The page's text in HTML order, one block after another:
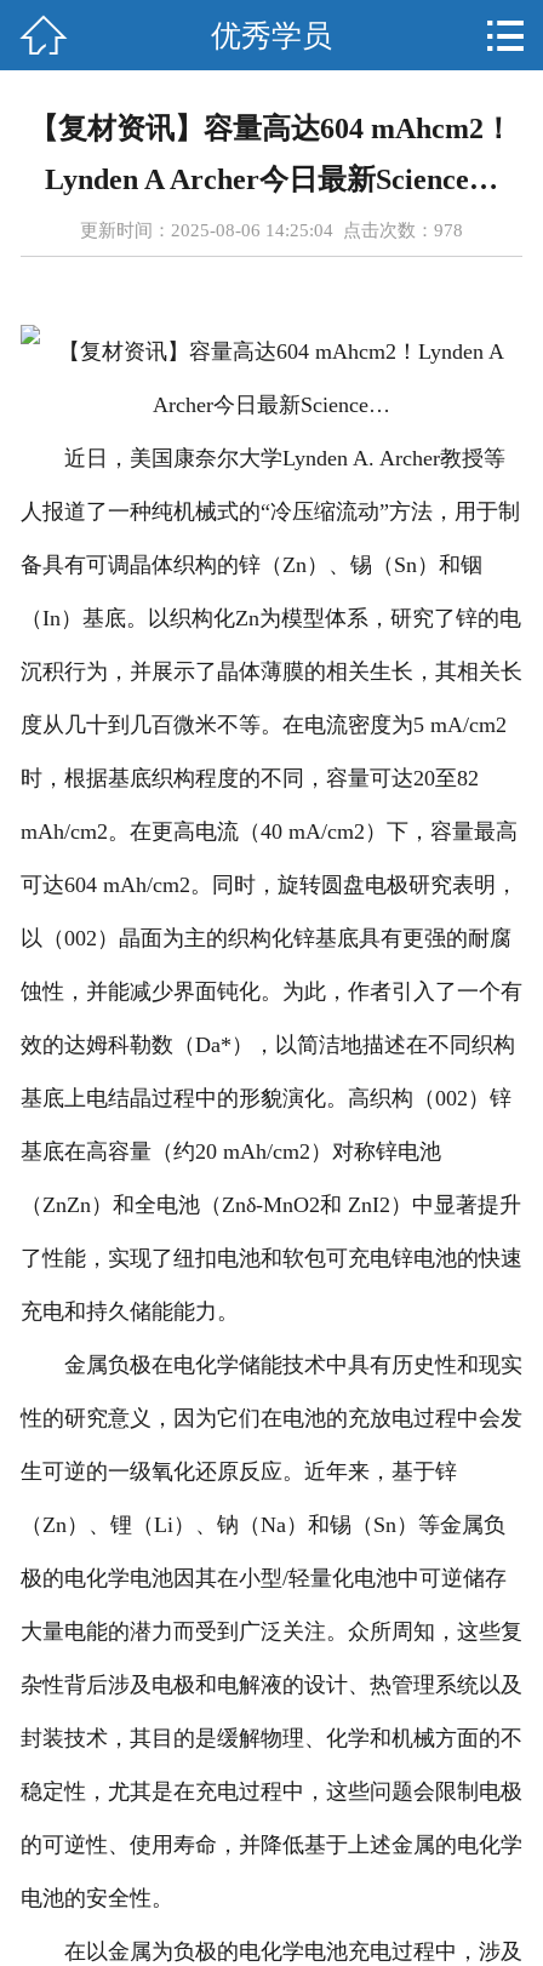
课程设置
新闻资讯
师资团队
就业指南
人才招聘
 优秀学员 
【复材资讯】容量高达604 mAhcm2！
Lynden A Archer今日最新Science…
更新时间：2025-08-06 14:25:04 点击次数： 978
近日，美国康奈尔大学Lynden A. Archer教授等
人报道了一种纯机械式的“冷压缩流动”方法，用于制
备具有可调晶体织构的锌（Zn）、锡（Sn）和铟
（In）基底。以织构化Zn为模型体系，研究了锌的电
沉积行为，并展示了晶体薄膜的相关生长，其相关长
度从几十到几百微米不等。在电流密度为5 mA/cm2
时，根据基底织构程度的不同，容量可达20至82
mAh/cm2。在更高电流（40 mA/cm2）下，容量最高
可达604 mAh/cm2。同时，旋转圆盘电极研究表明，
以（002）晶面为主的织构化锌基底具有更强的耐腐
蚀性，并能减少界面钝化。为此，作者引入了一个有
效的达姆科勒数（Da*），以简洁地描述在不同织构
基底上电结晶过程中的形貌演化。高织构（002）锌
基底在高容量（约20 mAh/cm2）对称锌电池
（ZnZn）和全电池（Znδ-MnO2和 ZnI2）中显著提升
了性能，实现了纽扣电池和软包可充电锌电池的快速
充电和持久储能能力。
金属负极在电化学储能技术中具有历史性和现实
性的研究意义，因为它们在电池的充放电过程中会发
生可逆的一级氧化还原反应。近年来，基于锌
（Zn）、锂（Li）、钠（Na）和锡（Sn）等金属负
极的电化学电池因其在小型/轻量化电池中可逆储存
大量电能的潜力而受到广泛关注。众所周知，这些复
杂性背后涉及电极和电解液的设计、热管理系统以及
封装技术，其目的是缓解物理、化学和机械方面的不
稳定性，尤其是在充电过程中，这些问题会限制电极
的可逆性、使用寿命，并降低基于上述金属的电化学
电池的安全性。
在以金属为负极的电化学电池充电过程中，涉及